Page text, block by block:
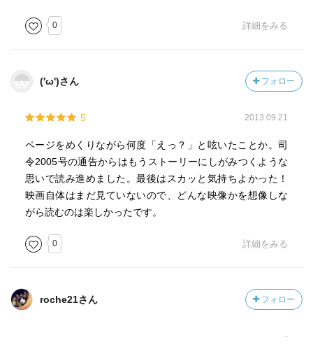
0 詳細をみる
('ω')さん フォロー
5 2013.09.21
ページをめくりながら何度「えっ？」と呟いたことか。司
令2005号の通告からはもうストーリーにしがみつくような
思いで読み進めました。最後はスカッと気持ちよかった！
映画自体はまだ見ていないので、どんな映像かを想像しな
がら読むのは楽しかったです。
0 詳細をみる
roche21さん フォロー
-